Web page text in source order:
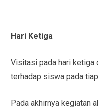
Hari Ketiga
Visitasi pada hari ketiga
terhadap siswa pada
Pada akhirnya kegiatan